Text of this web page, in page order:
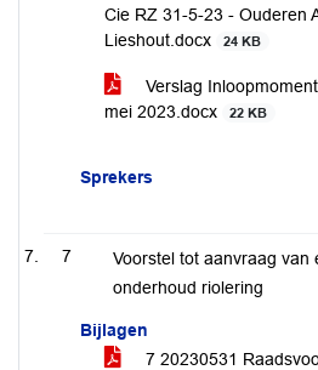
Cie RZ 31-5-23 - Ouderen
Lieshout.docx
24 KB
Verslag
mei 2023.docx
22 KB
Sprekers
7
Voorstel tot aanvraag van
onderhoud riolering
Bijlagen
7 20230531